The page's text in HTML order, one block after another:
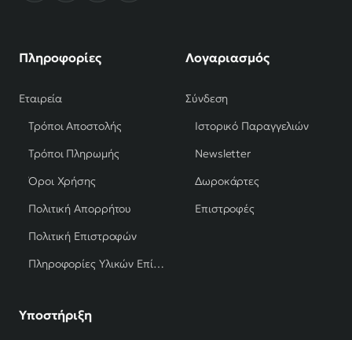
Πληροφορίες
Εταιρεία
Τρόποι Αποστολής
Τρόποι Πληρωμής
Όροι Χρήσης
Πολιτική Απορρήτου
Πολιτική Επιστροφών
Πληροφορίες Υλικών Επίπλων
Λογαριασμός
Σύνδεση
Ιστορικό Παραγγελιών
Newsletter
Δωροκάρτες
Επιστροφές
Υποστήριξη